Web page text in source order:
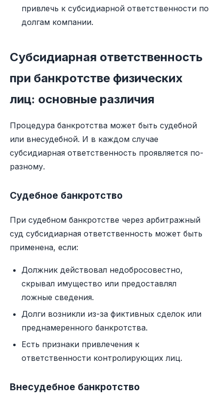
привлечь к субсидиарной ответственности по
долгам компании.
Субсидиарная ответственность
при банкротстве физических
лиц: основные различия
Процедура банкротства может быть судебной
или внесудебной. И в каждом случае
субсидиарная ответственность проявляется по-
разному.
Судебное банкротство
При судебном банкротстве через арбитражный
суд субсидиарная ответственность может быть
применена, если:
Должник действовал недобросовестно,
скрывал имущество или предоставлял
ложные сведения.
Долги возникли из-за фиктивных сделок или
преднамеренного банкротства.
Есть признаки привлечения к
ответственности контролирующих лиц.
Внесудебное банкротство